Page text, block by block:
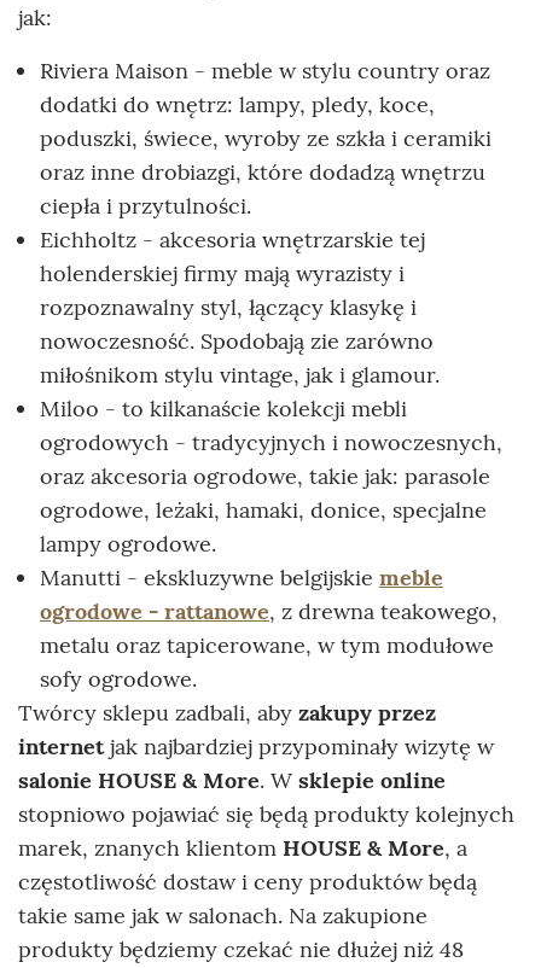
jak:
Riviera Maison - meble w stylu country oraz
dodatki do wnętrz: lampy, pledy, koce,
poduszki, świece, wyroby ze szkła i ceramiki
oraz inne drobiazgi, które dodadzą wnętrzu
ciepła i przytulności.
Eichholtz - akcesoria wnętrzarskie tej
holenderskiej firmy mają wyrazisty i
rozpoznawalny styl, łączący klasykę i
nowoczesność. Spodobają zie zarówno
miłośnikom stylu vintage, jak i glamour.
Miloo - to kilkanaście kolekcji mebli
ogrodowych - tradycyjnych i nowoczesnych,
oraz akcesoria ogrodowe, takie jak: parasole
ogrodowe, leżaki, hamaki, donice, specjalne
lampy ogrodowe.
Manutti - ekskluzywne belgijskie meble
ogrodowe - rattanowe, z drewna teakowego,
metalu oraz tapicerowane, w tym modułowe
sofy ogrodowe.
Twórcy sklepu zadbali, aby zakupy przez
internetjak najbardziej przypominały wizytę w
salonie HOUSE & More. Wsklepie online
stopniowo pojawiać się będą produkty kolejnych
marek, znanych klientom HOUSE & More, a
częstotliwość dostaw i ceny produktów będą
takie same jak w salonach. Na zakupione
produkty będziemy czekać nie dłużej niż 48